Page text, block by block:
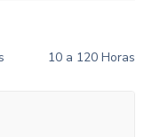
10 a 120 Horas